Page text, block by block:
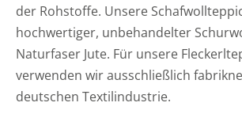
der Rohstoffe. Unsere
hochwertiger, unbehandelter
Naturfaser Jute. Für unsere
verwenden wir ausschließlich
deutschen Textilindustrie.